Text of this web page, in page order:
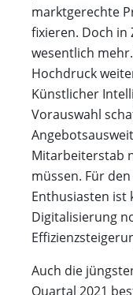
marktgerechte
fixieren. Doch
wesentlich
Hochdruck
Künstlicher
Vorauswahl
Mitarbeiterstab
müssen. Für
Enthusiasten ist
Digitalisierung
Auch die
Quartal 2021